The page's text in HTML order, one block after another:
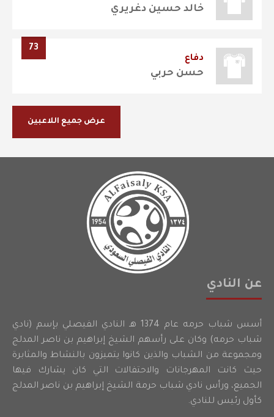
خالد حسين دغريري
73
دفاع
حسن حربي
عرض جميع اللاعبين
عن النادي
أسس شباب حرمه عام 1374 هـ النادي الفيصلي بإسم (نادي
شباب حرمه) وكان على رأسهم الشيخ إبراهيم بن ناصر المدلج
ومجموعة من الشباب والذين كانوا يتميزون بالنشاط والمثابرة
حيث كانت المهرجانات والاحتفالات التي كان يشارك فيها
الجميع، ورأس نادي شباب حرمة الشيخ إبراهيم بن ناصر المدلج
كأول رئيس للنادي.